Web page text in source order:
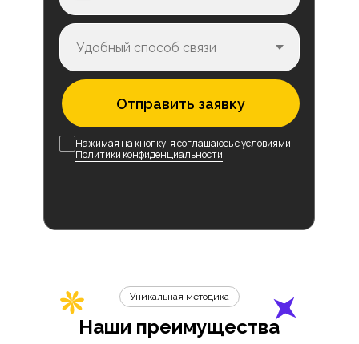
Отправить заявку
Нажимая на кнопку, я соглашаюсь с условиями
Политики конфиденциальности
Наши преимущества
Уникальная методика